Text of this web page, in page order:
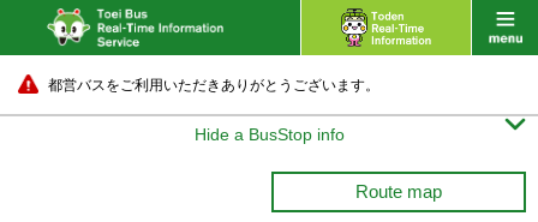
都営バスをご利用いただきありがとうございます。
Hide a BusStop info 
Route map